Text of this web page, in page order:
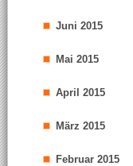
Juni 2015
Mai 2015
April 2015
März 2015
Februar 2015